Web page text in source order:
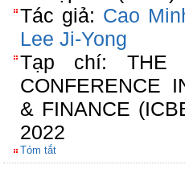
Tác giả: Cao
Lee Ji-Yong
Tạp chí: THE
CONFERENCE
& FINANCE
2022
Tóm tắt